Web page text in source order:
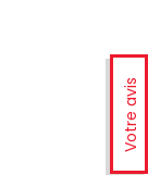
Votre avis